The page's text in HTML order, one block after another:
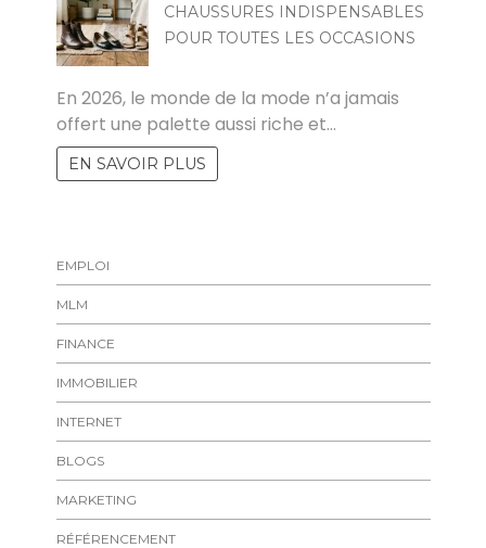
CHAUSSURES INDISPENSABLES
POUR TOUTES LES OCCASIONS
En 2026, le monde de la mode n’a jamais
offert une palette aussi riche et…
EN SAVOIR PLUS
EMPLOI
MLM
FINANCE
IMMOBILIER
INTERNET
BLOGS
MARKETING
RÉFÉRENCEMENT